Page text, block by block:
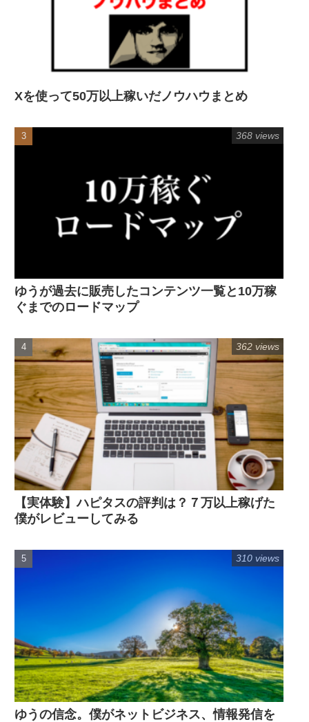
Xを使って50万以上稼いだノウハウまとめ
ゆうが過去に販売したコンテンツ一覧と10万稼
ぐまでのロードマップ
368 views
【実体験】ハピタスの評判は？７万以上稼げた
僕がレビューしてみる
362 views
ゆうの信念。僕がネットビジネス、情報発信を
310 views